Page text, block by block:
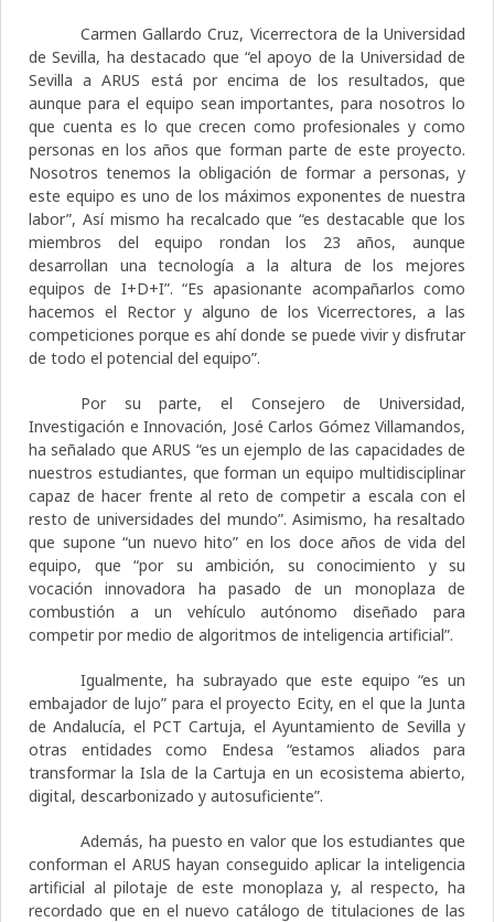
Carmen Gallardo Cruz, Vicerrectora de la Universidad
de Sevilla, ha destacado que “el apoyo de la Universidad de
Sevilla a ARUS está por encima de los resultados, que
aunque para el equipo sean importantes, para nosotros lo
que cuenta es lo que crecen como profesionales y como
personas en los años que forman parte de este proyecto.
Nosotros tenemos la obligación de formar a personas, y
este equipo es uno de los máximos exponentes de nuestra
labor”, Así mismo ha recalcado que “es destacable que los
miembros del equipo rondan los 23 años, aunque
desarrollan una tecnología a la altura de los mejores
equipos de I+D+I”. “Es apasionante acompañarlos como
hacemos el Rector y alguno de los Vicerrectores, a las
competiciones porque es ahí donde se puede vivir y disfrutar
de todo el potencial del equipo”.
Por su parte, el Consejero de Universidad,
Investigación e Innovación, José Carlos Gómez Villamandos,
ha señalado que ARUS “es un ejemplo de las capacidades de
nuestros estudiantes, que forman un equipo multidisciplinar
capaz de hacer frente al reto de competir a escala con el
resto de universidades del mundo”. Asimismo, ha resaltado
que supone “un nuevo hito” en los doce años de vida del
equipo, que “por su ambición, su conocimiento y su
vocación innovadora ha pasado de un monoplaza de
combustión a un vehículo autónomo diseñado para
competir por medio de algoritmos de inteligencia artificial”.
Igualmente, ha subrayado que este equipo “es un
embajador de lujo” para el proyecto Ecity, en el que la Junta
de Andalucía, el PCT Cartuja, el Ayuntamiento de Sevilla y
otras entidades como Endesa “estamos aliados para
transformar la Isla de la Cartuja en un ecosistema abierto,
digital, descarbonizado y autosuficiente”.
Además, ha puesto en valor que los estudiantes que
conforman el ARUS hayan conseguido aplicar la inteligencia
artificial al pilotaje de este monoplaza y, al respecto, ha
recordado que en el nuevo catálogo de titulaciones de las